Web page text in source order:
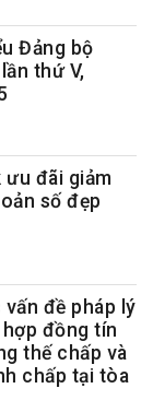
Đảng bộ
thứ V,
ưu đãi giảm
số đẹp
vấn đề pháp lý
hợp đồng tín
thế chấp và
chấp tại tòa